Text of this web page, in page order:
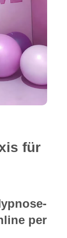
für
per